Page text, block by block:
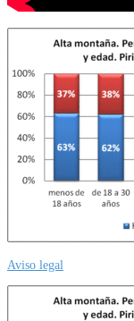
Aviso legal